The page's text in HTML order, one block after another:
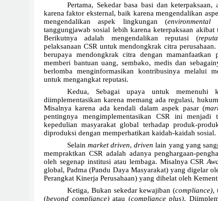
Pertama, Sekedar basa basi dan
karena faktor eksternal, baik karena mengendalikan
mengendalikan aspek lingkungan (environmental
tanggungjawab sosial lebih karena keterpaksaan akibat
Berikutnya adalah mengendalikan reputasi (
pelaksanaan CSR untuk mendongkrak citra
berupaya mendongkrak citra dengan mamanfaatkan
memberi bantuan uang, sembako, medis dan
berlomba menginformasikan kontribusinya melalui
untuk mengangkat reputasi.
Kedua, Sebagai upaya untuk memenuhi
diimplementasikan karena memang ada regulasi,
Misalnya karena ada kendali dalam aspek pasar (
pentingnya mengimplementasikan CSR ini menjadi
kepedulian masyarakat global terhadap produk-
diproduksi dengan memperhatikan kaidah-kaidah sosial.
Selainmarket driven,driven lain yang yang
mempraktkan CSR adalah adanya penghargaan-
oleh segenap institusi atau lembaga. Misalnya CSR
global, Padma (Pandu Daya Masyarakat) yang digelar
Perangkat Kinerja Perusahaan) yang dihelat oleh
Ketiga, Bukan sekedar kewajiban (compliance),
(beyond compliance)atau (compliance plus).